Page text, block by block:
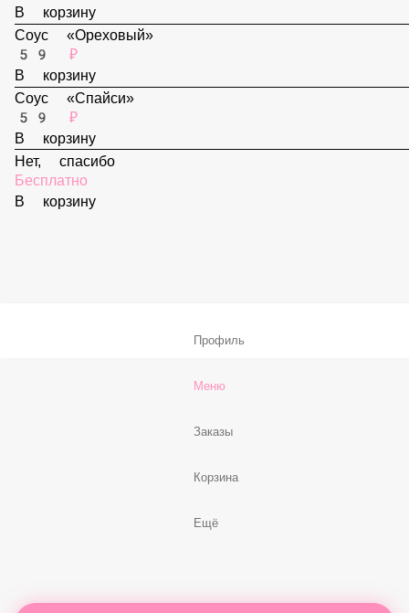
Креветки Темпура - 6 шт.
669 ₽
В корзину
Твист Цезарь
459 ₽
В корзину
Соус «Ореховый»
59 ₽
В корзину
Профиль
Заказы